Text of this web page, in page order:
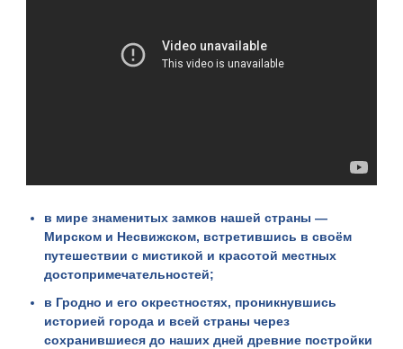
в мире знаменитых замков нашей страны —
Мирском и Несвижском, встретившись в своём
путешествии с мистикой и красотой местных
достопримечательностей;
в Гродно и его окрестностях, проникнувшись
историей города и всей страны через
сохранившиеся до наших дней древние постройки